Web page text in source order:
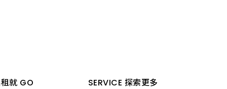
就 GO SERVICE 探索更多